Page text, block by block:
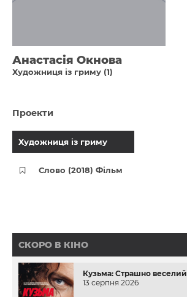
Анастасія Окнова
Художниця із гриму (1)
Проекти
Художниця із гриму
Слово (2018) Фільм
СКОРО В КІНО
Кузьма: Страшно веселий
13 серпня 2026